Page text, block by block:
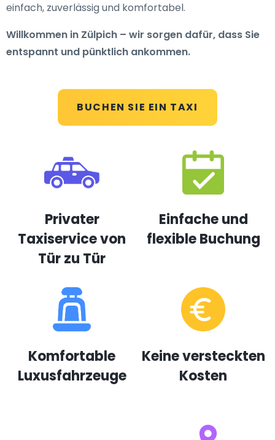
BUCHEN SIE EIN TAXI
einfach, zuverlässig und komfortabel.
Willkommen in Zülpich – wir sorgen dafür, dass Sie
entspannt und pünktlich ankommen.
Privater
Taxiservice von
Tür zu Tür
Einfache und
flexible Buchung
Komfortable
Luxusfahrzeuge
Keine versteckten
Kosten